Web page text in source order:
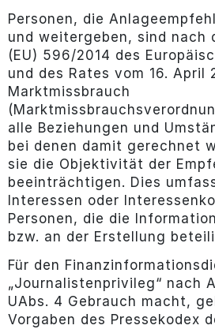
Personen, die
und weitergeben, sind nach
(EU) 596/2014 des
und des Rates vom 16. April
Marktmissbrauch
alle Beziehungen und
bei denen damit gerechnet
sie die Objektivität der
beeinträchtigen. Dies
Interessen oder
Personen, die die
bzw. an der Erstellung
Für den
„Journalistenprivileg“ nach
UAbs. 4 Gebrauch macht,
Vorgaben des Pressekodex